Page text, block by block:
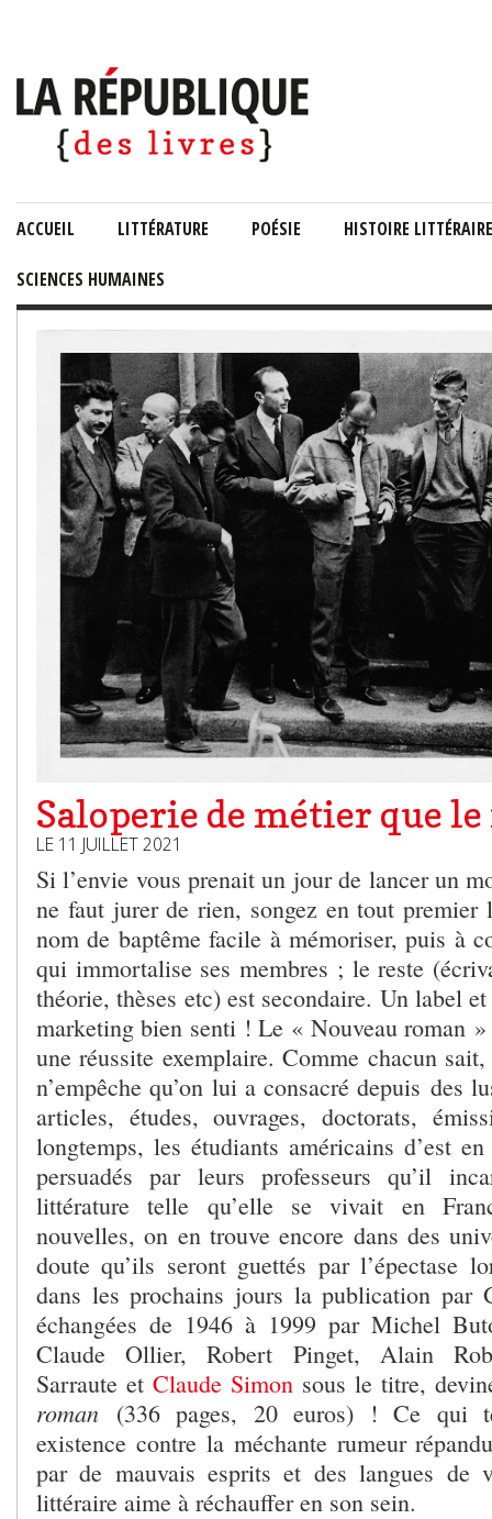
ACCUEIL LITTÉRATURE POÉSIE HISTOIRE LITTÉRAIRE
SCIENCES HUMAINES
Saloperie de métier que
LE 11 JUILLET 2021
Si l’envie vous prenait un jour de lancer un
ne faut jurer de rien, songez en tout
nom de baptême facile à mémoriser, puis à
qui immortalise ses membres ; le reste
théorie, thèses etc) est secondaire. Un label
marketing bien senti ! Le « Nouveau roman »
une réussite exemplaire. Comme chacun
n’empêche qu’on lui a consacré depuis des
articles, études, ouvrages, doctorats,
longtemps, les étudiants américains d’est
persuadés par leurs professeurs qu’il
littérature telle qu’elle se vivait en
nouvelles, on en trouve encore dans des
doute qu’ils seront guettés par l’épectase
dans les prochains jours la publication par
échangées de 1946 à 1999 par Michel
Claude Ollier, Robert Pinget, Alain
Sarraute et Claude Simon sous le titre,
roman (336 pages, 20 euros) ! Ce qui
existence contre la méchante rumeur
par de mauvais esprits et des langues de
littéraire aime à réchauffer en son sein.